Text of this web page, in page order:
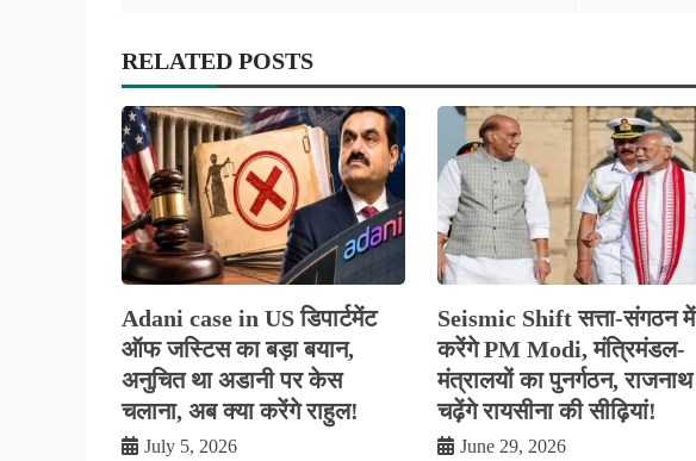
RELATED POSTS
Adani case in US डिपार्टमेंट
ऑफ जस्टिस का बड़ा बयान,
अनुचित था अडानी पर केस
चलाना, अब क्या करेंगे राहुल!
July 5, 2026
Seismic Shift सत्ता-संगठन में
करेंगे PM Modi, मंत्रिमंडल-
मंत्रालयों का पुनर्गठन, राजनाथ
चढ़ेंगे रायसीना की सीढ़ियां!
June 29, 2026